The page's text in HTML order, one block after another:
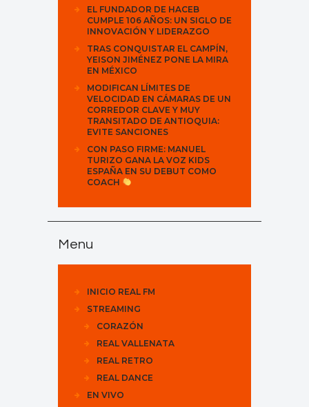
EL FUNDADOR DE HACEB
CUMPLE 106 AÑOS: UN SIGLO DE
INNOVACIÓN Y LIDERAZGO
TRAS CONQUISTAR EL CAMPÍN,
YEISON JIMÉNEZ PONE LA MIRA
EN MÉXICO
MODIFICAN LÍMITES DE
VELOCIDAD EN CÁMARAS DE UN
CORREDOR CLAVE Y MUY
TRANSITADO DE ANTIOQUIA:
EVITE SANCIONES
CON PASO FIRME: MANUEL
TURIZO GANA LA VOZ KIDS
ESPAÑA EN SU DEBUT COMO
COACH
Menu
INICIO REAL FM
STREAMING
CORAZÓN
REAL VALLENATA
REAL RETRO
REAL DANCE
EN VIVO